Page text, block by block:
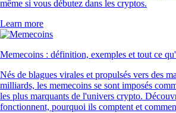
même si vous débutez dans les cryptos.
Learn more
Memecoins : définition, exemples et tout ce
Nés de blagues virales et propulsés vers des
milliards, les memecoins se sont imposés
les plus marquants de l'univers crypto.
fonctionnent, pourquoi ils comptent et